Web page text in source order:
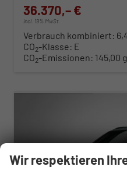
36.370,– €
incl. 19% MwSt.
Verbrauch kombiniert:
CO2-Klasse: E
CO2-Emissionen: 145,00
Wir respektieren